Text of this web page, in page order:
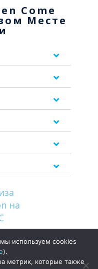
Come
Месте
используем cookies
).
метрик, которые также